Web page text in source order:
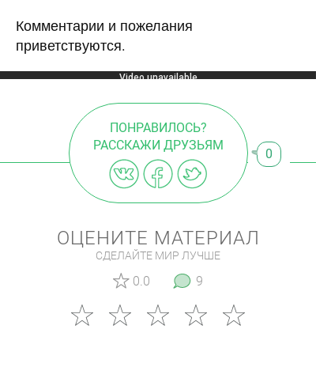
Комментарии и пожелания
приветствуются.
ПОНРАВИЛОСЬ?
РАССКАЖИ ДРУЗЬЯМ
0
ОЦЕНИТЕ МАТЕРИАЛ
СДЕЛАЙТЕ МИР ЛУЧШЕ
0.0 9